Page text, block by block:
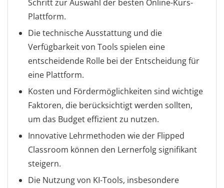
Schritt zur Auswahl der besten Online-Kurs-
Plattform.
Die technische Ausstattung und die
Verfügbarkeit von Tools spielen eine
entscheidende Rolle bei der Entscheidung für
eine Plattform.
Kosten und Fördermöglichkeiten sind wichtige
Faktoren, die berücksichtigt werden sollten,
um das Budget effizient zu nutzen.
Innovative Lehrmethoden wie der Flipped
Classroom können den Lernerfolg signifikant
steigern.
Die Nutzung von KI-Tools, insbesondere